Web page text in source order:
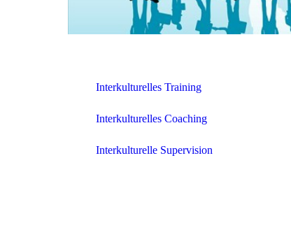
Interkulturelles Training
Interkulturelles Coaching
Interkulturelle Supervision